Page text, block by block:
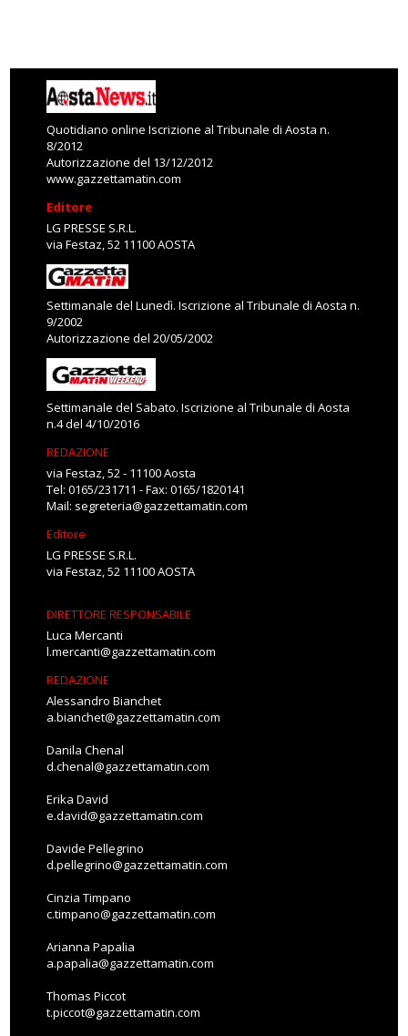
Quotidiano online Iscrizione al Tribunale di Aosta n.
8/2012
Autorizzazione del 13/12/2012
www.gazzettamatin.com
Editore
LG PRESSE S.R.L.
via Festaz, 52 11100 AOSTA
Settimanale del Lunedì. Iscrizione al Tribunale di Aosta n.
9/2002
Autorizzazione del 20/05/2002
Settimanale del Sabato. Iscrizione al Tribunale di Aosta
n.4 del 4/10/2016
REDAZIONE
via Festaz, 52 - 11100 Aosta
Tel: 0165/231711 - Fax: 0165/1820141
Mail: segreteria@gazzettamatin.com
Editore
LG PRESSE S.R.L.
via Festaz, 52 11100 AOSTA
DIRETTORE RESPONSABILE
Luca Mercanti
l.mercanti@gazzettamatin.com
REDAZIONE
Alessandro Bianchet
a.bianchet@gazzettamatin.com
Danila Chenal
d.chenal@gazzettamatin.com
Erika David
e.david@gazzettamatin.com
Davide Pellegrino
d.pellegrino@gazzettamatin.com
Cinzia Timpano
c.timpano@gazzettamatin.com
Arianna Papalia
a.papalia@gazzettamatin.com
Thomas Piccot
t.piccot@gazzettamatin.com